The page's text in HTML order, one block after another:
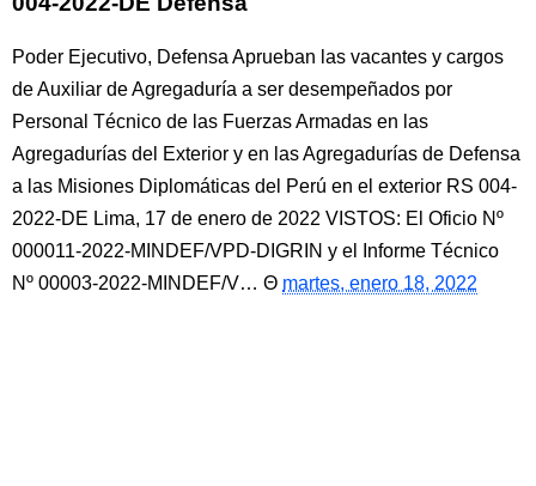
Poder Ejecutivo, Defensa Aprueban las vacantes y cargos
de Auxiliar de Agregaduría a ser desempeñados por
Personal Técnico de las Fuerzas Armadas en las
Agregadurías del Exterior y en las Agregadurías de Defensa
a las Misiones Diplomáticas del Perú en el exterior RS 004-
2022-DE Lima, 17 de enero de 2022 VISTOS: El Oficio Nº
000011-2022-MINDEF/VPD-DIGRIN y el Informe Técnico
Nº 00003-2022-MINDEF/V…
martes, enero 18, 2022